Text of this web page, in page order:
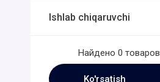
Ishlab chiqaruvchi
Найдено 0 товаров
Ko'rsatish